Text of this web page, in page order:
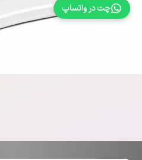
چت در واتساپ